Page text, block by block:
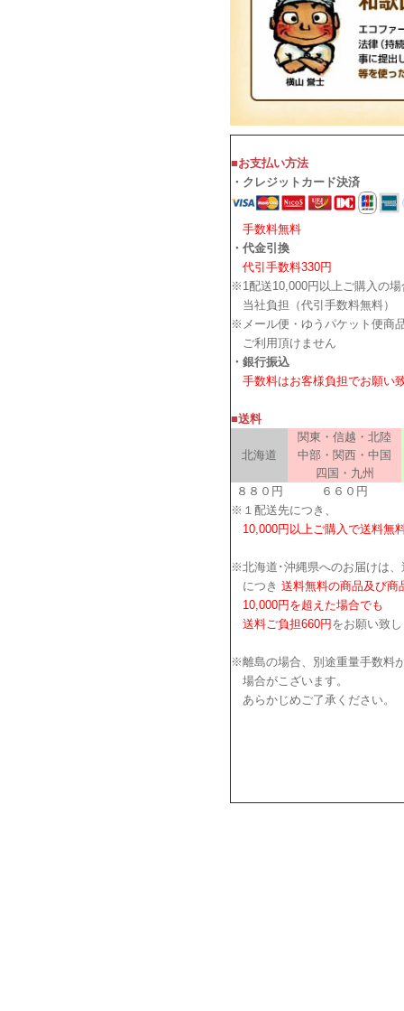
■お支払い方法
・クレジットカード決済
手数料無料
・代金引換
代引手数料330円
※1配送10,000円以上ご購入の場
当社負担（代引手数料無料）
※メール便・ゆうパケット便商
ご利用頂けません
・銀行振込
手数料はお客様負担でお願い
■送料
北海道
関東・信越・北陸
中部・関西・中国
四国・九州
８８０円
６６０円
※１配送先につき、
10,000円以上ご購入で送料無
※北海道･沖縄県へのお届けは、
につき 送料無料の商品及び商
10,000円を超えた場合でも
送料ご負担660円 をお願い致
※離島の場合、別途重量手数料
場合がこざいます。
あらかじめご了承ください。